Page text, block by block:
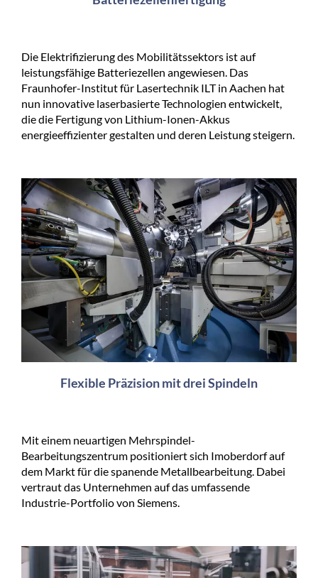
Die Elektrifizierung des Mobilitätssektors ist auf
leistungsfähige Batteriezellen angewiesen. Das
Fraunhofer-Institut für Lasertechnik ILT in Aachen hat
nun innovative laserbasierte Technologien entwickelt,
die die Fertigung von Lithium-Ionen-Akkus
energieeffizienter gestalten und deren Leistung steigern.
Flexible Präzision mit drei Spindeln
Mit einem neuartigen Mehrspindel-
Bearbeitungszentrum positioniert sich Imoberdorf auf
dem Markt für die spanende Metallbearbeitung. Dabei
vertraut das Unternehmen auf das umfassende
Industrie-Portfolio von Siemens.